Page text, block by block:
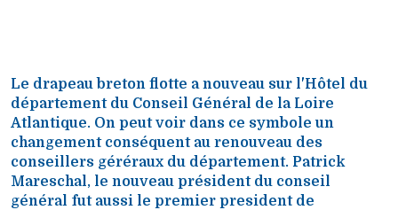
Le drapeau breton flotte a nouveau sur l'Hôtel du
département du Conseil Général de la Loire
Atlantique. On peut voir dans ce symbole un
changement conséquent au renouveau des
conseillers géréraux du département. Patrick
Mareschal, le nouveau président du conseil
général fut aussi le premier president de